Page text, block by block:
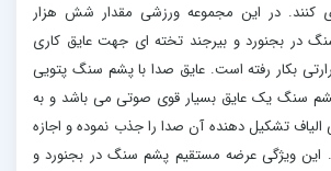
کنند. در این مجموعه ورزشی مقدار شش هزار
در بجنورد و بیرجند تخته ای جهت عایق کاری
بکار رفته است. عایق صدا با پشم سنگ پتویی
پشم سنگ یک عایق بسیار قوی صوتی می باشد و به
تشکیل دهنده آن صدا را جذب نموده و اجازه
این ویژگی عرضه مستقیم پشم سنگ در بجنورد و